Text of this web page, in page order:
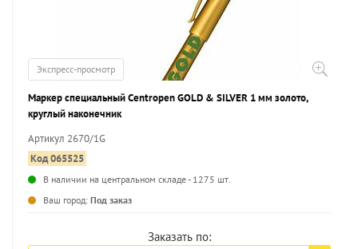
Экспресс-просмотр
Маркер специальный Centropen GOLD & SILVER 1 мм золото,
круглый наконечник
Артикул 2670/1G
Код 065525
В наличии на центральном складе - 1275 шт.
Ваш город: Под заказ
Заказать по: